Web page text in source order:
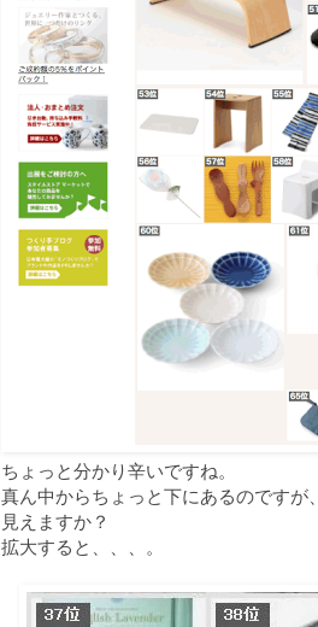
ちょっと分かり辛いですね。
真ん中からちょっと下にあるのですが、
見えますか？
拡大すると、、、。